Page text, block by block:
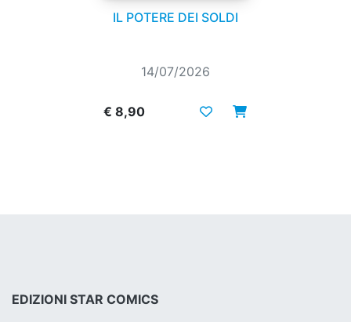
IL POTERE DEI SOLDI
14/07/2026
€ 8,90
EDIZIONI STAR COMICS